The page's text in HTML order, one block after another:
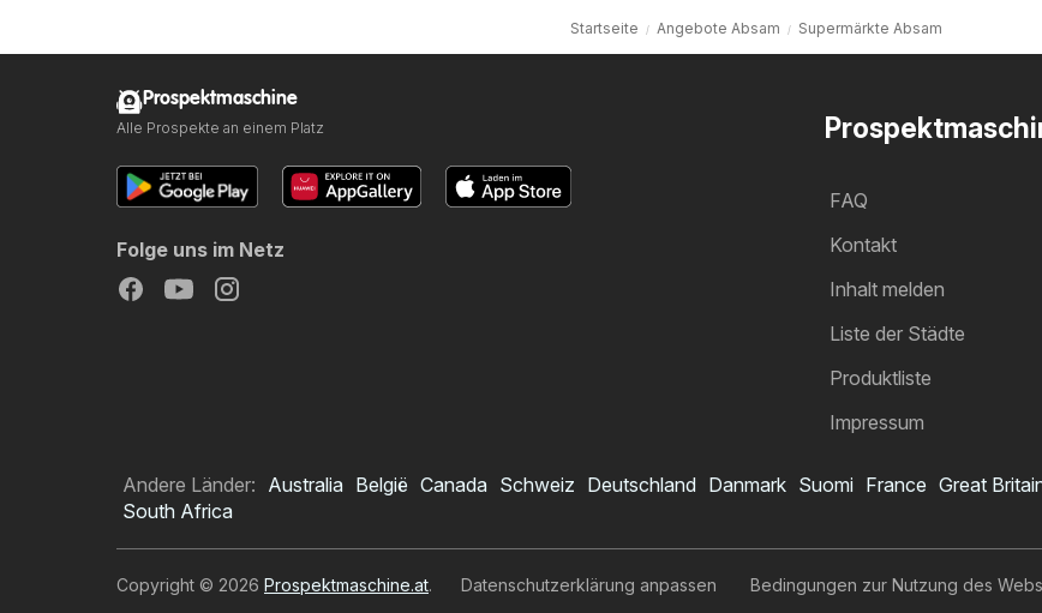
Startseite Angebote Absam Supermärkte Absam
FAQ
Kontakt
Inhalt melden
Liste der Städte
Produktliste
Impressum
Prospektmaschine
Alle Prospekte an einem Platz
Folge uns im Netz
Andere Länder: Australia België Canada Schweiz Deutschland Danmark Suomi France Great
South Africa
Copyright © 2026 Prospektmaschine.at. Datenschutzerklärung anpassen Bedingungen zur Nutzung des Webs